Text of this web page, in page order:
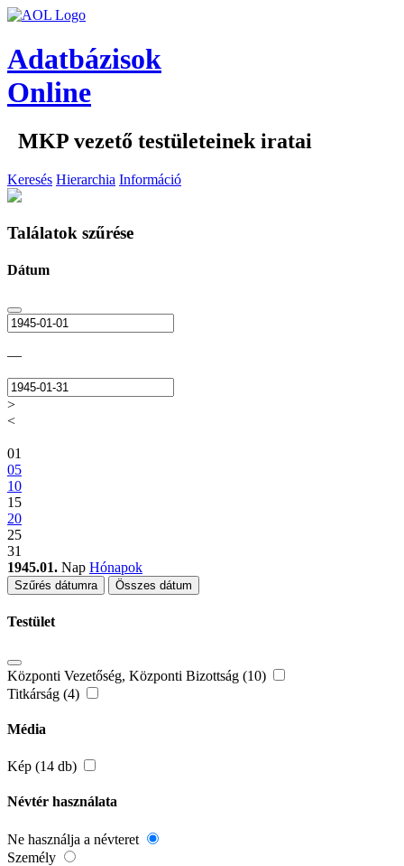
Adatbázisok
Online
MKP vezető testületeinek iratai
Keresés Hierarchia Információ
Találatok szűrése
Dátum
—
>
<
01
05
10
15
20
25
31
1945.01. Nap Hónapok
Szűrés dátumra Összes dátum
Testület
Központi Vezetőség, Központi Bizottság (10)
Titkárság (4)
Média
Kép (14 db)
Névtér használata
Ne használja a névteret
Személy